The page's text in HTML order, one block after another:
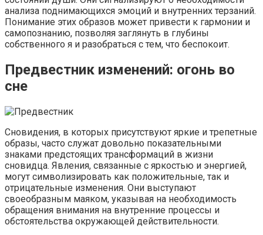
анализа поднимающихся эмоций и внутренних терзаний.
Понимание этих образов может привести к гармонии и
самопознанию, позволяя заглянуть в глубины
собственного я и разобраться с тем, что беспокоит.
Предвестник изменений: огонь во
сне
Сновидения, в которых присутствуют яркие и трепетные
образы, часто служат довольно показательными
знаками предстоящих трансформаций в жизни
сновидца. Явления, связанные с яркостью и энергией,
могут символизировать как положительные, так и
отрицательные изменения. Они выступают
своеобразным маяком, указывая на необходимость
обращения внимания на внутренние процессы и
обстоятельства окружающей действительности.